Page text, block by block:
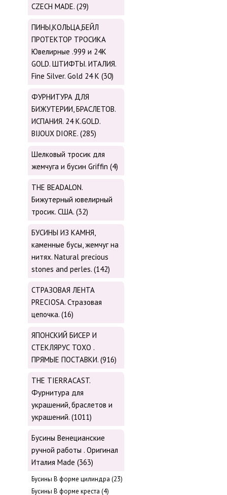
CZECH MADE. (29)
ПИНЫ,КОЛЬЦА,БЕЙЛ
ПРОТЕКТОР ТРОСИКА
Ювелирные .999 и 24К
GOLD. ШТИФТЫ. ИТАЛИЯ.
Fine Silver. Gold 24 K (30)
ФУРНИТУРА ДЛЯ
БИЖУТЕРИИ, БРАСЛЕТОВ.
ИСПАНИЯ. 24 K.GOLD.
BIJOUX DIORE. (285)
Шелковый тросик для
жемчуга и бусин Griffin (4)
THE BEADALON.
Бижутерный ювелирный
тросик. США. (32)
БУСИНЫ ИЗ КАМНЯ,
каменные бусы, жемчуг на
нитях. Natural precious
stones and perles. (142)
СТРАЗОВАЯ ЛЕНТА
PRECIOSA. Стразовая
цепочка. (16)
ЯПОНСКИЙ БИСЕР И
СТЕКЛЯРУС TOХО .
ПРЯМЫЕ ПОСТАВКИ. (916)
THE TIERRACAST.
Фурнитура для
украшений, браслетов и
украшений. (1011)
Бусины Венецианские
ручной работы . Оригинал
Италия Made (363)
Буcины В форме цилиндра (23)
Бусины В форме креста (4)